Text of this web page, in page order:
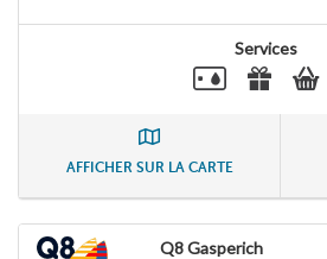
Services
AFFICHER SUR LA CARTE
Q8 Gasperich